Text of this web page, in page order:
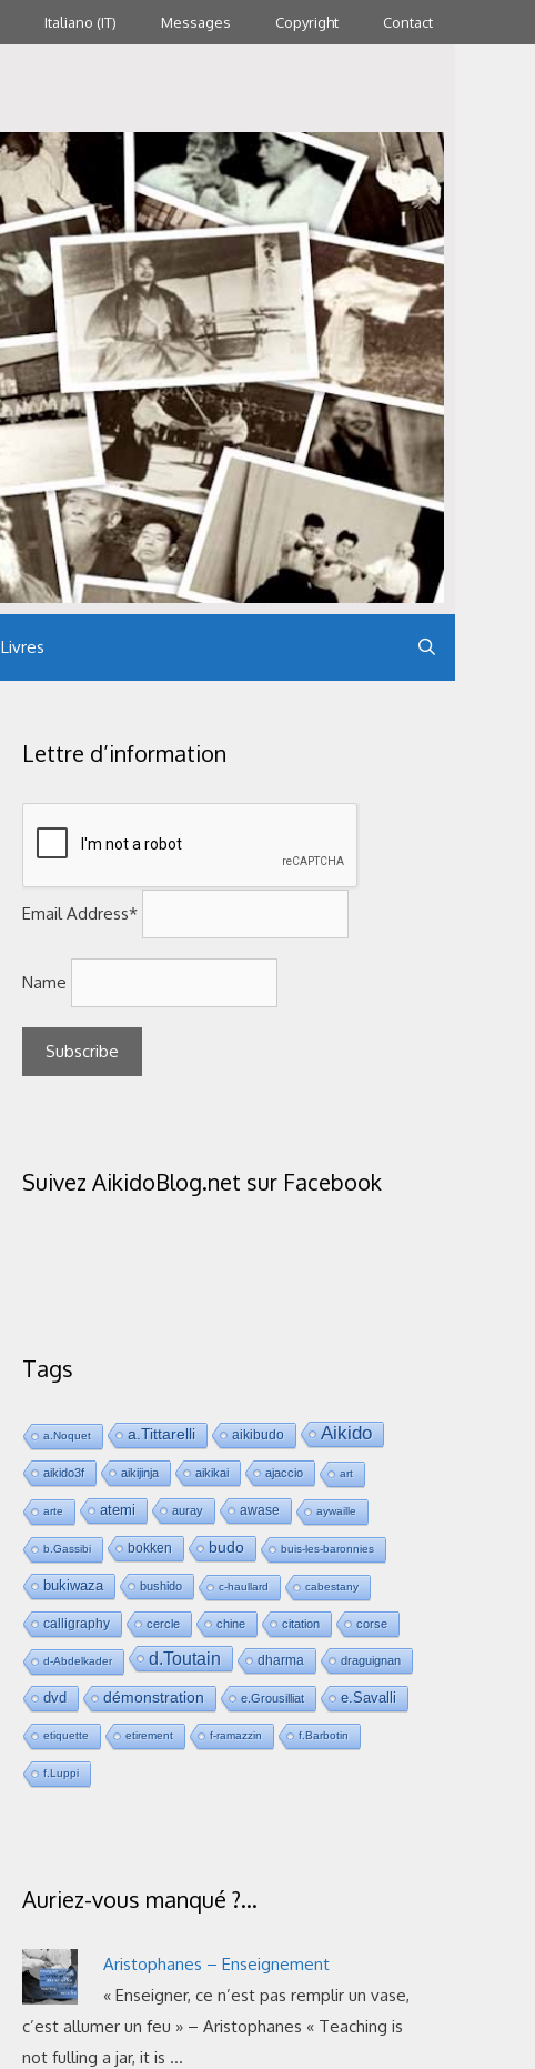
Italiano (IT) Messages Copyright Contact
Livres
Lettre d’information
Email Address*
Name
Suivez AikidoBlog.net sur Facebook
Tags
a.Noquet a.Tittarelli aikibudo Aikido
aikido3f aikijinja aikikai ajaccio art
arte atemi auray awase aywaille
b.Gassibi bokken budo buis-les-baronnies
bukiwaza bushido c-haullard cabestany
calligraphy cercle chine citation corse
d-Abdelkader d.Toutain dharma draguignan
dvd démonstration e.Grousilliat e.Savalli
etiquette etirement f-ramazzin f.Barbotin
f.Luppi
Auriez-vous manqué ?…
Aristophanes – Enseignement
« Enseigner, ce n’est pas remplir un vase,
c’est allumer un feu » – Aristophanes « Teaching is
not fulling a jar, it is …